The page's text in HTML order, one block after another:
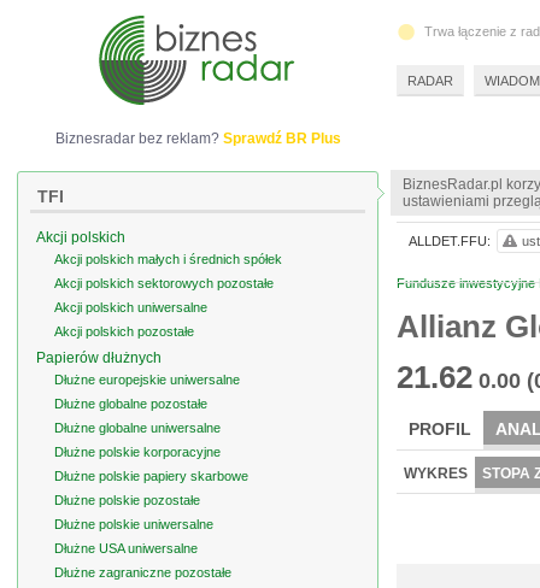
BiznesRadar.pl
ustawieniami
Fundusze inwestycyjne
Allianz
21.62 0.00
PROFIL
WYKRES STOPA
ALLDET.FFU:
Biznesradar bez reklam? Sprawdź BR Plus
TFI
Akcji polskich
Akcji polskich małych i średnich spółek
Akcji polskich sektorowych pozostałe
Akcji polskich uniwersalne
Akcji polskich pozostałe
Papierów dłużnych
Dłużne europejskie uniwersalne
Dłużne globalne pozostałe
Dłużne globalne uniwersalne
Dłużne polskie korporacyjne
Dłużne polskie papiery skarbowe
Dłużne polskie pozostałe
Dłużne polskie uniwersalne
Dłużne USA uniwersalne
Dłużne zagraniczne pozostałe
Trwa łączenie z
RADAR